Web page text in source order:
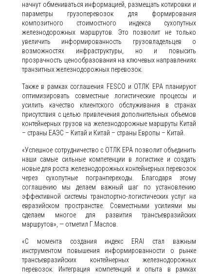
начнут обмениваться информацией, размещать котировки и
параметры грузоперевозок для формирования
композитного стоимостного индекса сухопутных
железнодорожных маршрутов. Это позволит не только
увеличить информированность грузовладельцев о
возможностях инфраструктуры, но и повысить
прозрачность ценообразования на ключевых направлениях
транзитных железнодорожных перевозок.
Также в рамках соглашения FESCO и ОТЛК ЕРА планируют
оптимизировать совместные логистические процессы и
усилить качество клиентского обслуживания в странах
присутствия с целью привлечения дополнительных объемов
контейнерных грузов на железнодорожные маршруты Китай
– страны ЕАЭС – Китай и Китай – страны Европы – Китай.
«Успешное сотрудничество с ОТЛК ЕРА позволит объединить
наши самые сильные компетенции в логистике и создать
новые для роста железнодорожных контейнерных перевозок
через сухопутные погранпереходы. Благодаря этому
соглашению мы делаем важный шаг по установлению
эффективной системы транспортно-логистических услуг на
евразийском пространстве. Совместными усилиями мы
сделаем многое для развития трансъевразийских
маршрутов», — отметил Г.Маслов.
«С момента создания индекс ERAI стал важным
инструментом повышения информированности о рынке
трансъевразийских контейнерных железнодорожных
перевозок. Интеграция компетенций и опыта в рамках